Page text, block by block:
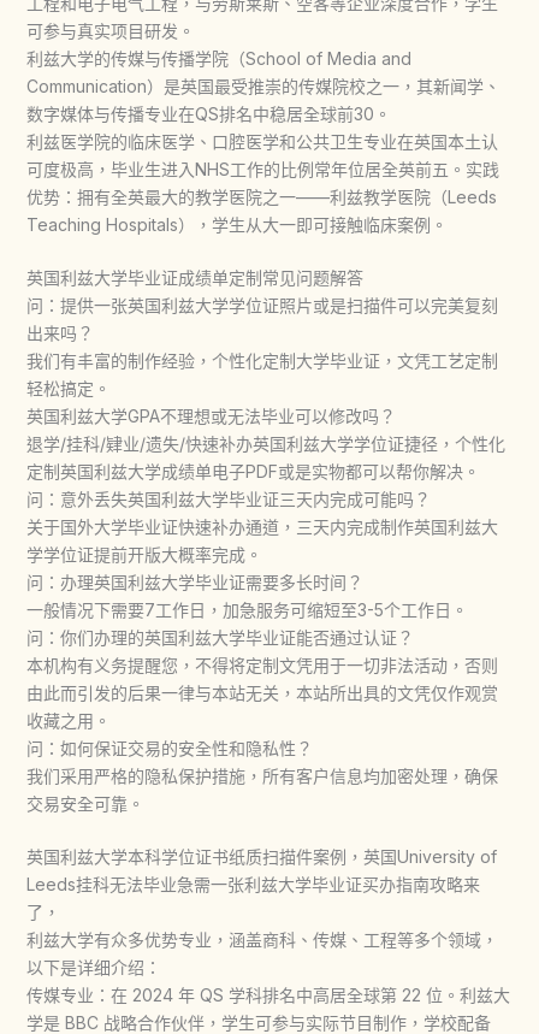
可参与真实项目研发。
利兹大学的传媒与传播学院（School of Media and
Communication）是英国最受推崇的传媒院校之一，其新闻学、
数字媒体与传播专业在QS排名中稳居全球前30。
利兹医学院的临床医学、口腔医学和公共卫生专业在英国本土认
可度极高，毕业生进入NHS工作的比例常年位居全英前五。实践
优势：拥有全英最大的教学医院之一——利兹教学医院（Leeds
Teaching Hospitals），学生从大一即可接触临床案例。
英国利兹大学毕业证成绩单定制常见问题解答
问：提供一张英国利兹大学学位证照片或是扫描件可以完美复刻
出来吗？
我们有丰富的制作经验，个性化定制大学毕业证，文凭工艺定制
轻松搞定。
英国利兹大学GPA不理想或无法毕业可以修改吗？
退学/挂科/肄业/遗失/快速补办英国利兹大学学位证捷径，个性化
定制英国利兹大学成绩单电子PDF或是实物都可以帮你解决。
问：意外丢失英国利兹大学毕业证三天内完成可能吗？
关于国外大学毕业证快速补办通道，三天内完成制作英国利兹大
学学位证提前开版大概率完成。
问：办理英国利兹大学毕业证需要多长时间？
一般情况下需要7工作日，加急服务可缩短至3-5个工作日。
问：你们办理的英国利兹大学毕业证能否通过认证？
本机构有义务提醒您，不得将定制文凭用于一切非法活动，否则
由此而引发的后果一律与本站无关，本站所出具的文凭仅作观赏
收藏之用。
问：如何保证交易的安全性和隐私性？
我们采用严格的隐私保护措施，所有客户信息均加密处理，确保
交易安全可靠。
英国利兹大学本科学位证书纸质扫描件案例，英国University of
Leeds挂科无法毕业急需一张利兹大学毕业证买办指南攻略来
了，
利兹大学有众多优势专业，涵盖商科、传媒、工程等多个领域，
以下是详细介绍：
传媒专业：在 2024 年 QS 学科排名中高居全球第 22 位。利兹大
学是 BBC 战略合作伙伴，学生可参与实际节目制作，学校配备